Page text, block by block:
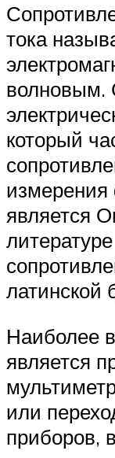
тока
волновым.
который
является
латинской
Наиболее
является
или
приборов,